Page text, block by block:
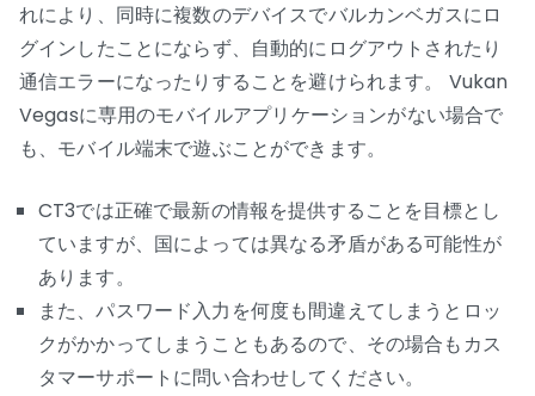
れにより、同時に複数のデバイスでバルカンベガスにロ
グインしたことにならず、自動的にログアウトされたり
通信エラーになったりすることを避けられます。 Vukan
Vegasに専用のモバイルアプリケーションがない場合で
も、モバイル端末で遊ぶことができます。
CT3では正確で最新の情報を提供することを目標とし
ていますが、国によっては異なる矛盾がある可能性が
あります。
また、パスワード入力を何度も間違えてしまうとロッ
クがかかってしまうこともあるので、その場合もカス
タマーサポートに問い合わせしてください。